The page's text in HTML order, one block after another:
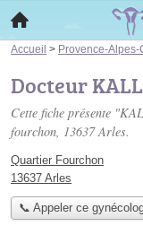
Accueil > Provence-Alpes-
Docteur
Cette fiche présente
fourchon, 13637 Arles.
Quartier Fourchon
13637 Arles
📞 Appeler ce